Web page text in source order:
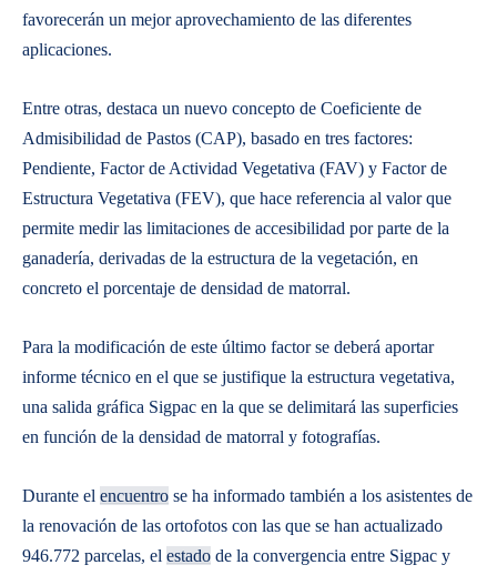
favorecerán un mejor aprovechamiento de las diferentes
aplicaciones.
Entre otras, destaca un nuevo concepto de Coeficiente de
Admisibilidad de Pastos (CAP), basado en tres factores:
Pendiente, Factor de Actividad Vegetativa (FAV) y Factor de
Estructura Vegetativa (FEV), que hace referencia al valor que
permite medir las limitaciones de accesibilidad por parte de la
ganadería, derivadas de la estructura de la vegetación, en
concreto el porcentaje de densidad de matorral.
Para la modificación de este último factor se deberá aportar
informe técnico en el que se justifique la estructura vegetativa,
una salida gráfica Sigpac en la que se delimitará las superficies
en función de la densidad de matorral y fotografías.
Durante el encuentro se ha informado también a los asistentes de
la renovación de las ortofotos con las que se han actualizado
946.772 parcelas, el estado de la convergencia entre Sigpac y